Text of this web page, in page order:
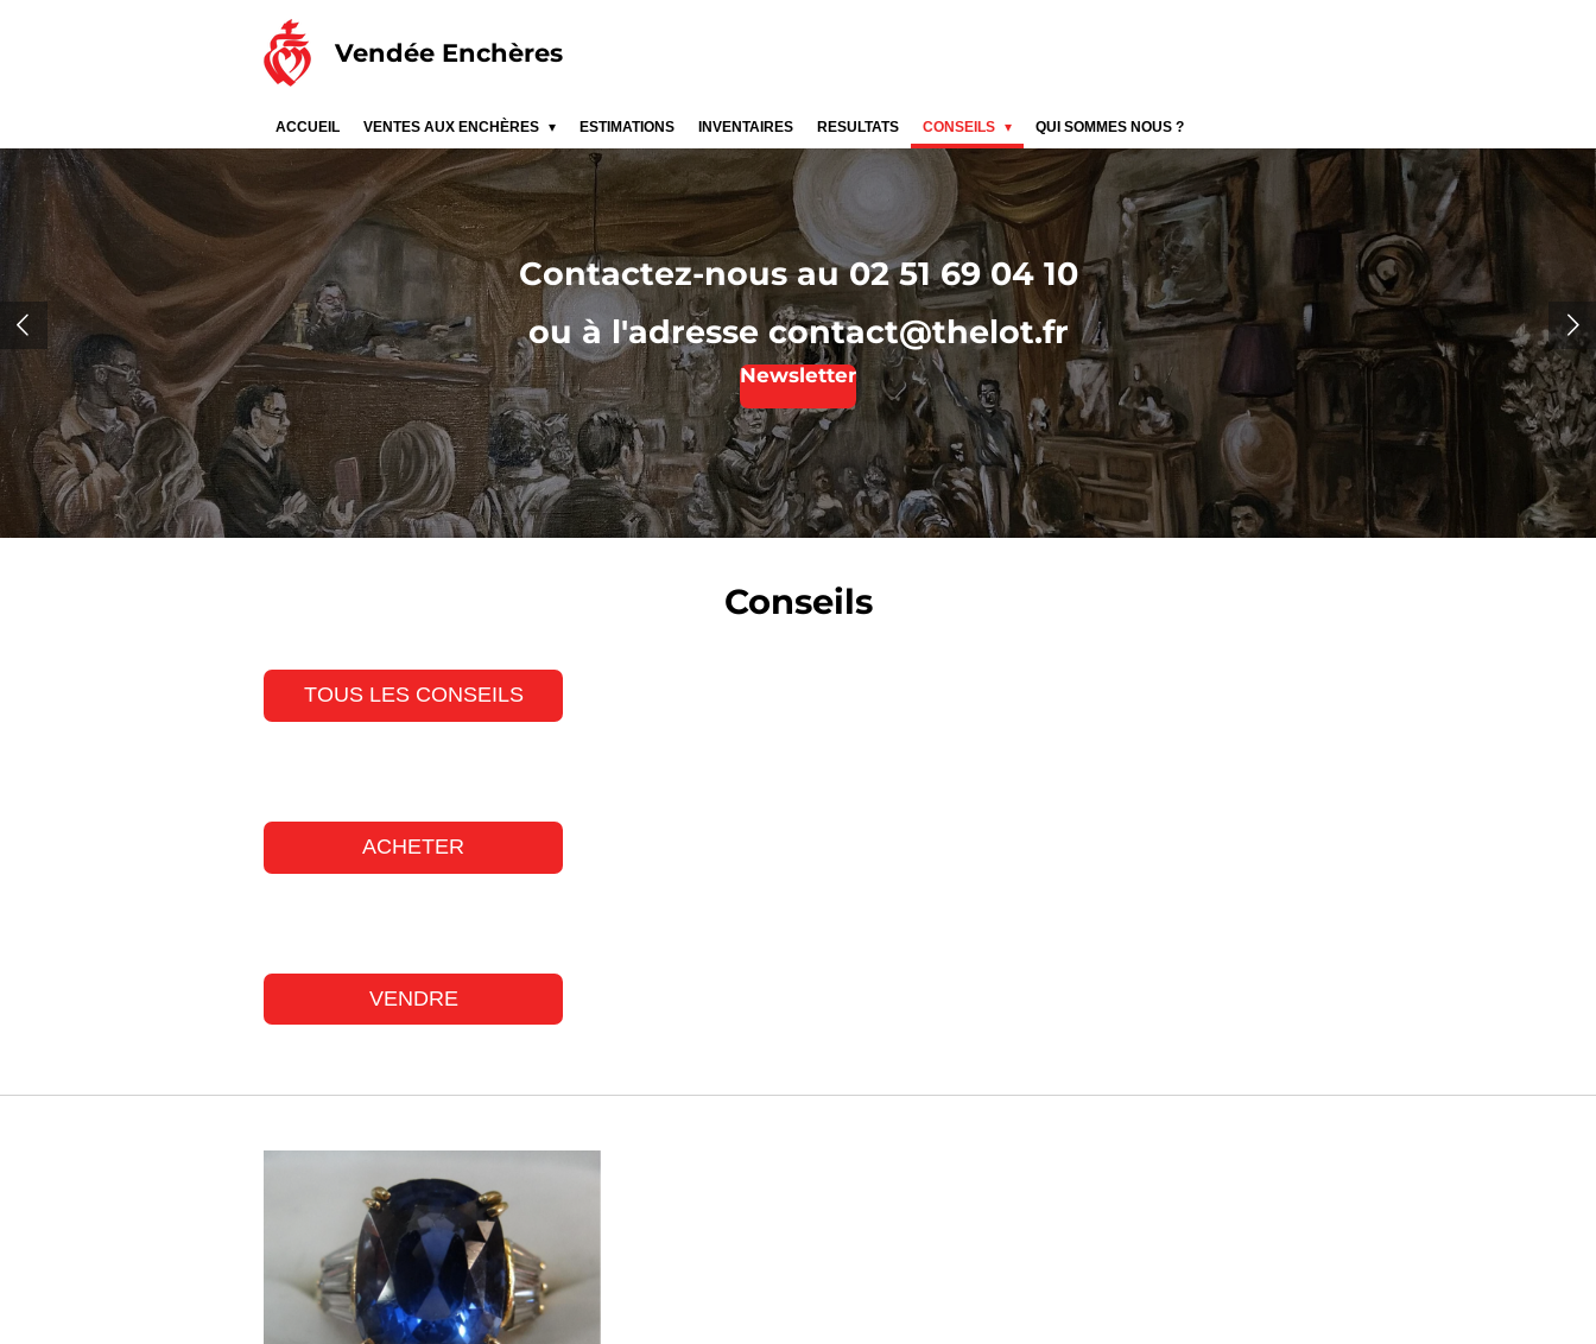
Vendée Enchères
ACCUEIL VENTES AUX ENCHÈRES ESTIMATIONS INVENTAIRES RESULTATS CONSEILS QUI SOMMES NOUS ?
Contactez-nous au 02 51 69 04 10
ou à l'adresse contact@thelot.fr
Newsletter
Conseils
TOUS LES CONSEILS
ACHETER
VENDRE